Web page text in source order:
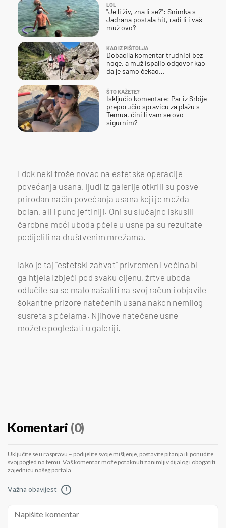
LOL
"Je li živ, zna li se?": Snimka s
Jadrana postala hit, radi li i vaš
muž ovo?
KAO IZ PIŠTOLJA
Dobacila komentar trudnici bez
noge, a muž ispalio odgovor kao
da je samo čekao…
ŠTO KAŽETE?
Isključio komentare: Par iz Srbije
preporučio spravicu za plažu s
Temua, čini li vam se ovo
sigurnim?
I dok neki troše novac na estetske operacije
povećanja usana, ljudi iz galerije otkrili su posve
prirodan način povećanja usana koji je možda
bolan, ali i puno jeftiniji. Oni su slučajno iskusili
čarobne moći uboda pčele u usne pa su rezultate
podijelili na društvenim mrežama.
Iako je taj ''estetski zahvat'' privremen i većina bi
ga htjela izbjeći pod svaku cijenu, žrtve uboda
odlučile su se malo našaliti na svoj račun i objavile
šokantne prizore natečenih usana nakon nemilog
susreta s pčelama. Njihove natečene usne
možete pogledati u galeriji.
Komentari (0)
Uključite se u raspravu – podijelite svoje mišljenje, postavite pitanja ili ponudite
svoj pogled na temu. Vaš komentar može potaknuti zanimljiv dijalog i obogatiti
zajednicu našeg portala.
Važna obavijest !